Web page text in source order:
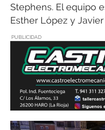
Stephens. El equipo
Esther López y
PUBLICIDAD